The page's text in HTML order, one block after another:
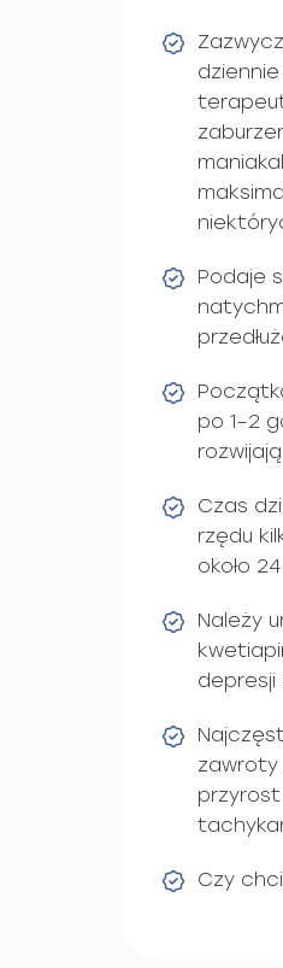
Podaje
po 1–2
Czas
rzędu
około
Należy
depresji
zawroty
Czy